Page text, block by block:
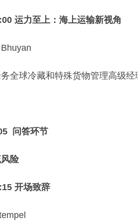
运力至上：海上运输新视角
全球冷藏和特殊货物管理高级经
问答环节
险
开场致辞